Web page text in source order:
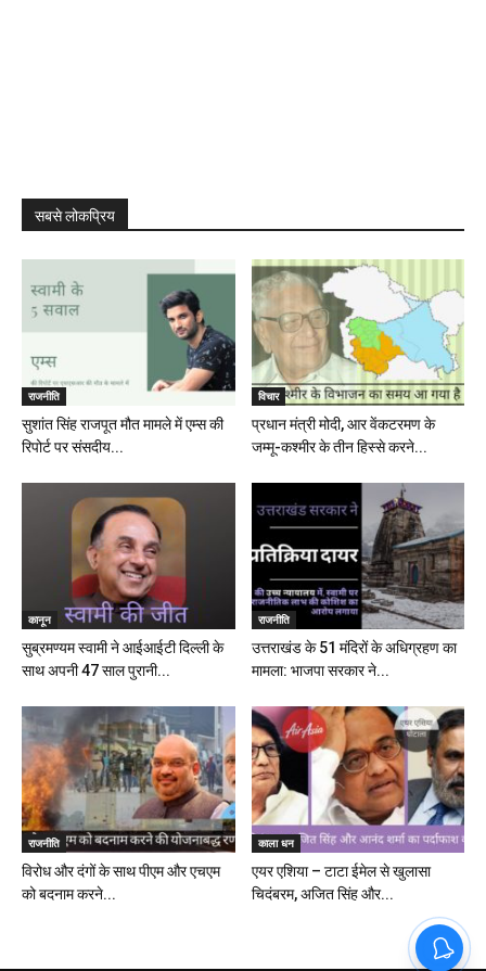
सबसे लोकप्रिय
राजनीति
सुशांत सिंह राजपूत मौत मामले में एम्स की
रिपोर्ट पर संसदीय...
विचार
प्रधान मंत्री मोदी, आर वेंकटरमण के
जम्मू-कश्मीर के तीन हिस्से करने...
कानून
सुब्रमण्यम स्वामी ने आईआईटी दिल्ली के
साथ अपनी 47 साल पुरानी...
राजनीति
उत्तराखंड के 51 मंदिरों के अधिग्रहण का
मामला: भाजपा सरकार ने...
राजनीति
विरोध और दंगों के साथ पीएम और एचएम
को बदनाम करने...
काला धन
एयर एशिया – टाटा ईमेल से खुलासा
चिदंबरम, अजित सिंह और...